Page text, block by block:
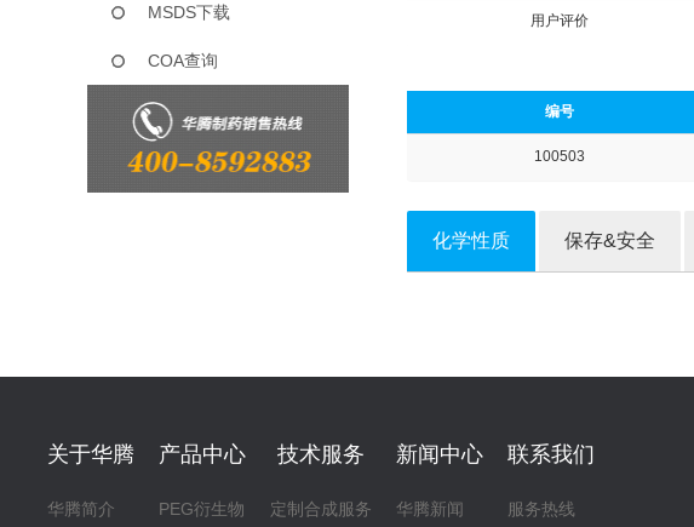
MSDS下载
COA查询
用户评价
编号
100503
化学性质 保存&安全
关于华腾
华腾简介
产品中心
PEG衍生物
技术服务
定制合成服务
新闻中心
华腾新闻
联系我们
服务热线